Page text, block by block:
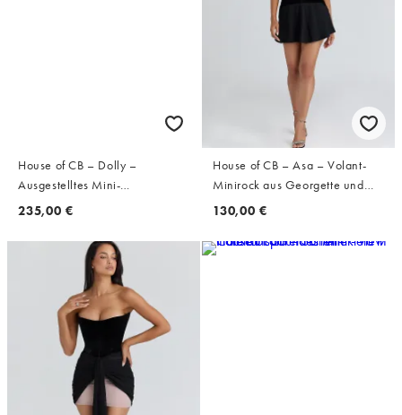
House of CB – Dolly –
Ausgestelltes Mini-
Sommerkleid aus Baumwolle in
Rosenmuster
235,00 €
House of CB – Asa – Volant-
Minirock aus Georgette und
Samt in Schwarz
130,00 €